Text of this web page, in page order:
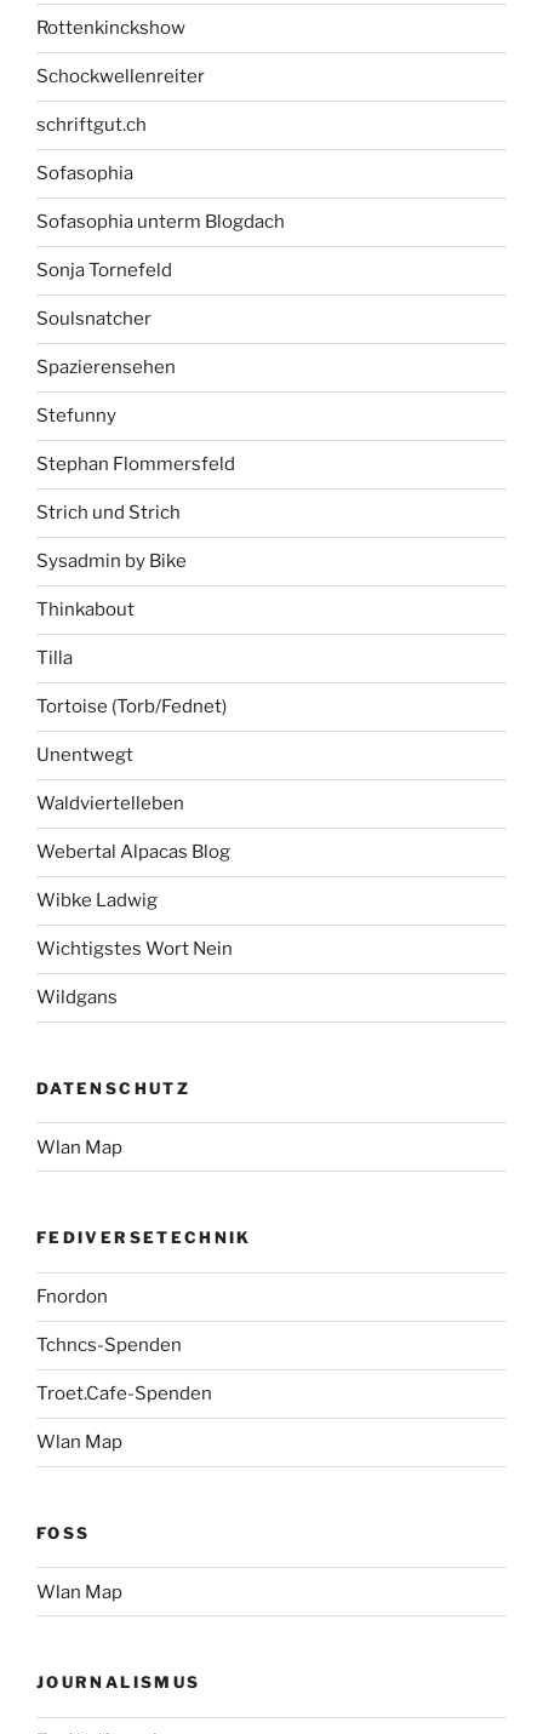
Rottenkinckshow
Schockwellenreiter
schriftgut.ch
Sofasophia
Sofasophia unterm Blogdach
Sonja Tornefeld
Soulsnatcher
Spazierensehen
Stefunny
Stephan Flommersfeld
Strich und Strich
Sysadmin by Bike
Thinkabout
Tilla
Tortoise (Torb/Fednet)
Unentwegt
Waldviertelleben
Webertal Alpacas Blog
Wibke Ladwig
Wichtigstes Wort Nein
Wildgans
DATENSCHUTZ
Wlan Map
FEDIVERSETECHNIK
Fnordon
Tchncs-Spenden
Troet.Cafe-Spenden
Wlan Map
FOSS
Wlan Map
JOURNALISMUS